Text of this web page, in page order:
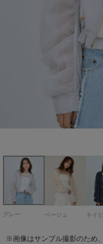
model
model
model
model
model
model
model
model
model
model
model
model
model
model
model
model
model
model
グレー ベージュ ネイ
※画像はサンプル撮影のため